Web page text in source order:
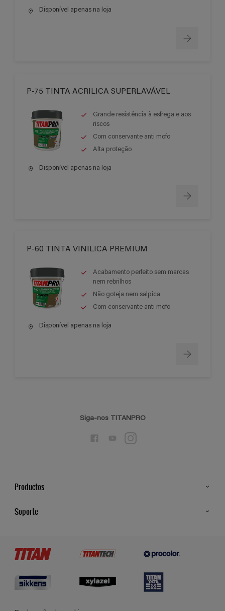
Disponível apenas na loja
P-75 TINTA ACRILICA SUPERLAVÁVEL
Grande resistência à esfrega e aos
riscos
Com conservante anti mofo
Alta proteção
Disponível apenas na loja
P-60 TINTA VINILICA PREMIUM
Acabamento perfeito sem marcas
nem rebrilhos
Não goteja nem salpica
Com conservante anti mofo
Disponível apenas na loja
Siga-nos TITANPRO
Productos
Soporte
Termos e Condições Gerais de Venda